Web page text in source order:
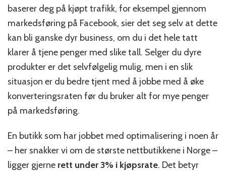
baserer deg på kjøpt trafikk, for eksempel gjennom
markedsføring på Facebook, sier det seg selv at dette
kan bli ganske dyr business, om du i det hele tatt
klarer å tjene penger med slike tall. Selger du dyre
produkter er det selvfølgelig mulig, men i en slik
situasjon er du bedre tjent med å jobbe med å øke
konverteringsraten før du bruker alt for mye penger
på markedsføring.
En butikk som har jobbet med optimalisering i noen år
– her snakker vi om de største nettbutikkene i Norge –
ligger gjerne rett under 3% i kjøpsrate. Det betyr